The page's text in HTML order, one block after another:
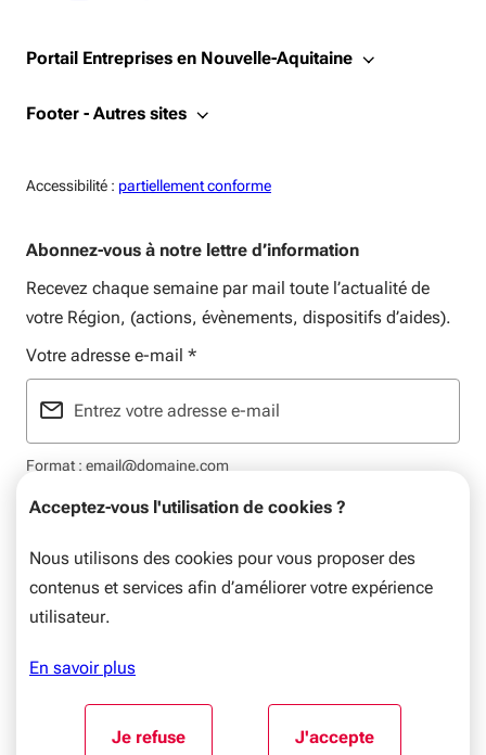
Acceptez-vous l'utilisation de cookies ?
Nous utilisons des cookies pour vous proposer des
contenus et services afin d’améliorer votre expérience
utilisateur.
En savoir plus
Je refuse
l'utilisation de cookies
J'accepte
l'utilisation de
Portail Entreprises en Nouvelle-Aquitaine
Footer - Autres sites
Accessibilité : Accessiblité:
partiellement conforme
Abonnez-vous à notre lettre d’information
Recevez chaque semaine par mail toute l’actualité de
votre Région, (actions, évènements, dispositifs d’aides).
Votre adresse e-mail *
Format : email@domaine.com
Mentions légales
Aller au début du contenu